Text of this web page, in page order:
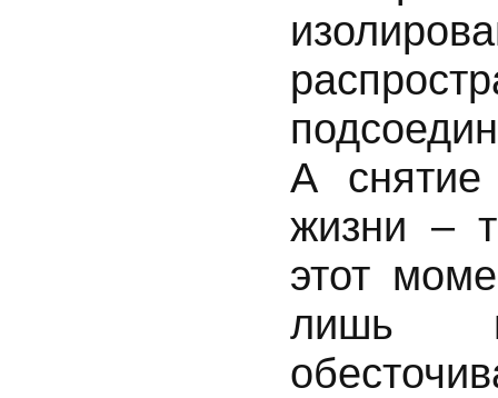
А снятие
жизни –
этот
лишь